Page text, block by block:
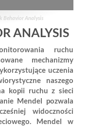
Behavior Analysis
ANALYSIS
ruchu
mechanizmy
uczenia
naszego
kopii ruchu z sieci
Mendel pozwala
widoczności
Mendel w